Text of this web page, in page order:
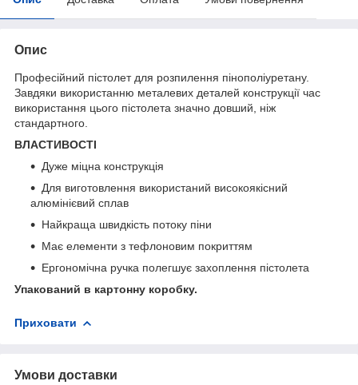
Опис
Професійний пістолет для розпилення пінополіуретану.
Завдяки використанню металевих деталей конструкції час
використання цього пістолета значно довший, ніж
стандартного.
ВЛАСТИВОСТІ
Дуже міцна конструкція
Для виготовлення використаний високоякісний
алюмінієвий сплав
Найкраща швидкість потоку піни
Має елементи з тефлоновим покриттям
Ергономічна ручка полегшує захоплення пістолета
Упакований в картонну коробку.
Приховати
Умови доставки